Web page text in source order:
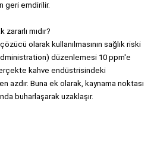
geri emdirilir.
mıdır?
olarak kullanılmasının sağlık riski
düzenlemesi 10 ppm'e
kahve endüstrisindeki
azdır. Buna ek olarak, kaynama noktası
buharlaşarak uzaklaşır.